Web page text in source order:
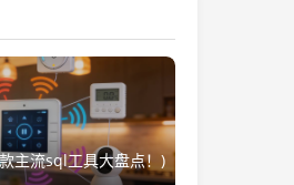
主流sql工具大盘点！)